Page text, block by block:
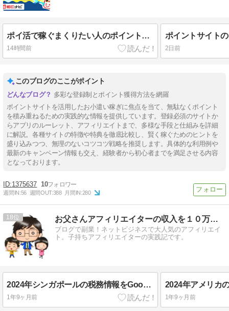
ポイ活で稼ぐまくりたい人のポイントインカムで換金達成
14時間前 2日前
このブログのここがポイント
多彩な登録制とポイント獲得方法を網羅
ポイントサイトを活用したお小遣い稼ぎに焦点を当て、無駄なくポイント
を積み重ねるための実践的な情報を提供しています。登録必須のサイトか
らアプリのルーレット、アフィリエイトまで、多様な手段と仕組みを詳細
に解説。各種サイトの特徴や特典を徹底比較し、賢く稼ぐためのヒントを
盛り込みつつ、無理のないコツコツ戦略を推奨します。具体的な利用例や
最新のキャンペーン情報も交え、経験者から初心者までを満足させる内容
となっております。
1375637 10
週間IN:56 週間OUT:388 月間IN:280
18 お父さんアフィリエイターの収入を１０万円増やす方法
ブログで副業！ネットビジネスで大人気のアフィリエイ
ト。子持ちアフィリエイターの実践記です。
2024年シンガポールの税務情報をGoogleに提出する方法[GoogleAdSense]
1年9ヶ月前 1年9ヶ月前